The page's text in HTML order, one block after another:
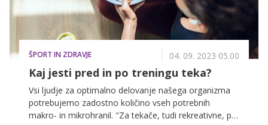
ŠPORT IN ZDRAVJE 04. 09. 2023 05.00
Kaj jesti pred in po treningu teka?
Vsi ljudje za optimalno delovanje našega organizma
potrebujemo zadostno količino vseh potrebnih
makro- in mikrohranil. "Za tekače, tudi rekreativne, pa